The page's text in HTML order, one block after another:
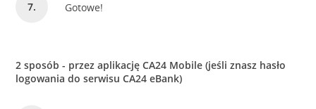
Gotowe!
2 sposób - przez aplikację CA24 Mobile (jeśli znasz hasło
logowania do serwisu CA24 eBank)